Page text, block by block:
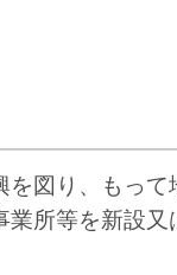
図り、もっ
所等を新設又